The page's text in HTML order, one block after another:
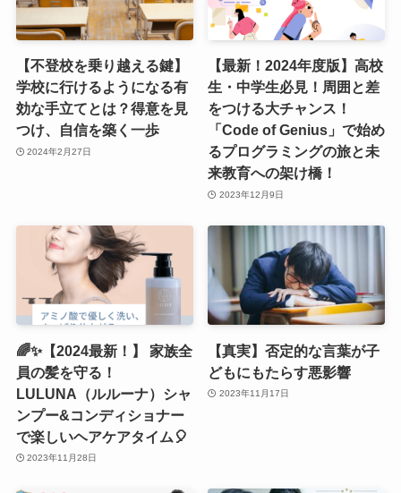
【不登校を乗り越える鍵】
学校に行けるようになる有
効な手立てとは？得意を見
つけ、自信を築く一歩
2024年2月27日
【最新！2024年度版】高校
生・中学生必見！周囲と差
をつける大チャンス！
「Code of Genius」で始め
るプログラミングの旅と未
来教育への架け橋！
2023年12月9日
🌈✨【2024最新！】 家族全
員の髪を守る！
LULUNA（ルルーナ）シャ
ンプー&コンディショナー
で楽しいヘアケアタイム🎈
2023年11月28日
【真実】否定的な言葉が子
どもにもたらす悪影響
2023年11月17日